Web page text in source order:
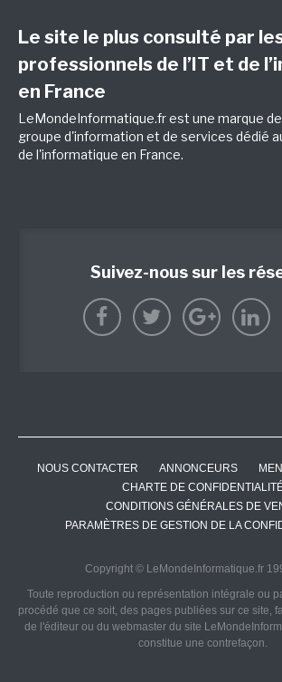
Le site le plus consulté par
professionnels de l’IT et de
en France
LeMondeInformatique.fr est une marque de
groupe d'information et de services dédié
de l'informatique en France.
Suivez-nous sur les
NOUS CONTACTER ANNONCEURS
CHARTE DE
CONDITIONS GÉNÉRALES DE
PARAMÈTRES DE GESTION DE LA
Copyright © LeMondeInformatique.fr
Toute reproduction ou représentation intégrale ou
procédé que ce soit, des pages publiées sur ce site,
de l'éditeur ou du webmaster du site
constitue une contrefaçon.